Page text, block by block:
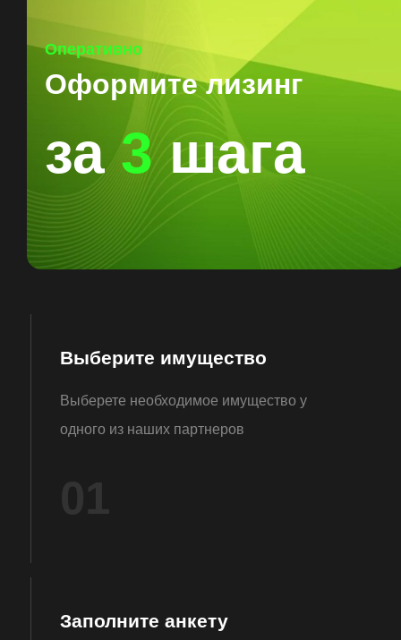
Оперативно
Оформите лизинг
за 3шага
Выберите имущество
Выберете необходимое имущество у
одного из наших партнеров
Заполните анкету